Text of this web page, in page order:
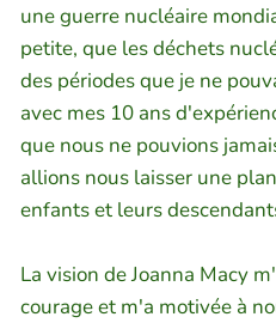
une guerre nucléaire
petite, que les déchets
des périodes que je ne
avec mes 10 ans
que nous ne pouvions
allions nous laisser une
enfants et leurs
La vision de Joanna Macy
courage et m'a motivée à